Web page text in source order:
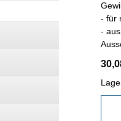
- für
-